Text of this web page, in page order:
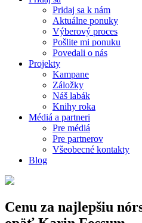
Pridaj sa k nám
Aktuálne ponuky
Výberový proces
Pošlite mi ponuku
Povedali o nás
Projekty
Kampane
Záložky
Náš labák
Knihy roka
Médiá a partneri
Pre médiá
Pre partnerov
Všeobecné kontakty
Blog
Cenu za najlepšiu